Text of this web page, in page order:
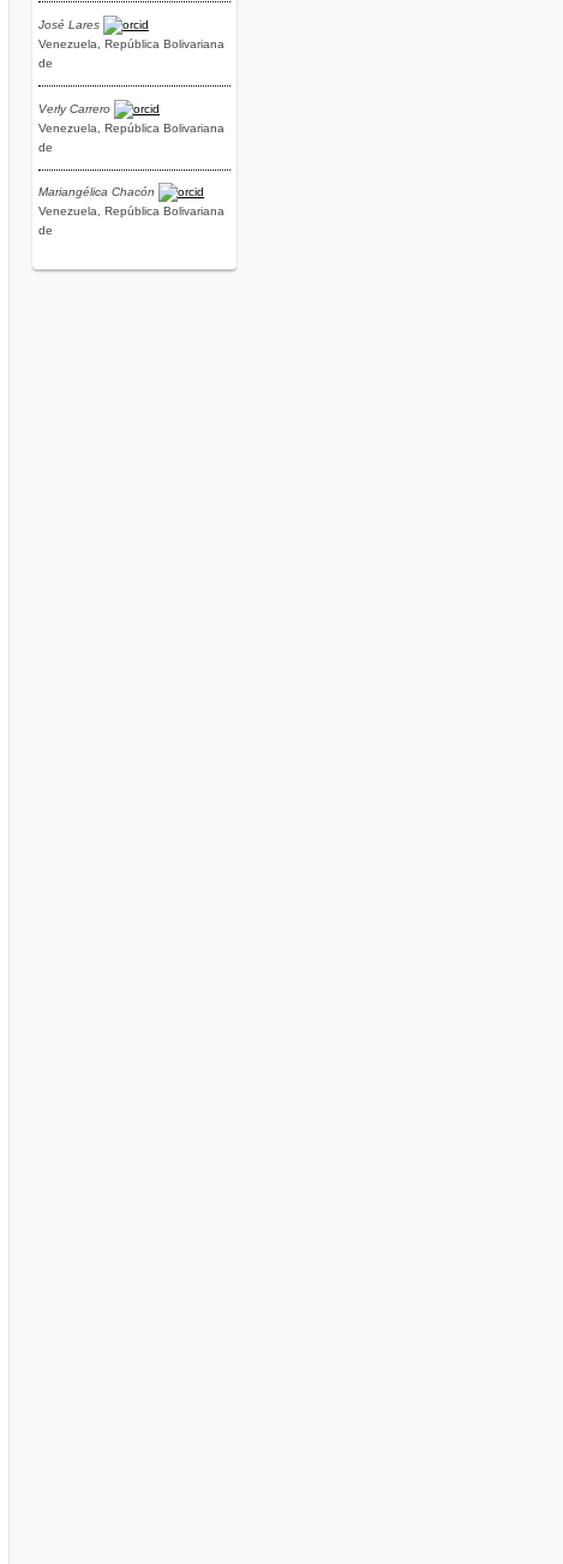
José Lares
Venezuela, República Bolivariana
de
Verly Carrero
Venezuela, República Bolivariana
de
Mariangélica Chacón
Venezuela, República Bolivariana
de